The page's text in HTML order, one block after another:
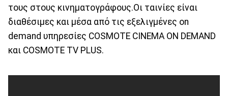
τους στους κινηματογράφους.Οι ταινίες είναι
διαθέσιμες και μέσα από τις εξελιγμένες on
demand υπηρεσίες COSMOTE CINEMA ON DEMAND
και COSMOTE TV PLUS.